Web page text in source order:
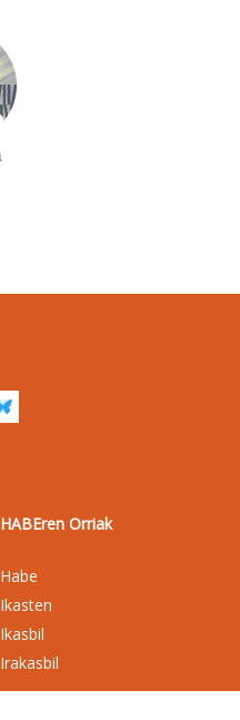
HABEren Orriak
Habe
Ikasten
Ikasbil
Irakasbil